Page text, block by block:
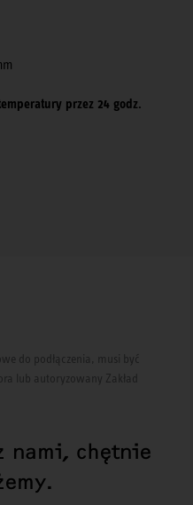
przez 24 godz.
do podłączenia, musi być
lub autoryzowany Zakład
nami, chętnie